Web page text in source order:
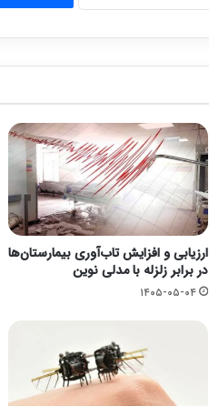
ارزیابی و افزایش تاب‌آوری بیمارستان‌ها
در برابر زلزله با مدلی نوین
۱۴۰۵-۰۵-۰۴